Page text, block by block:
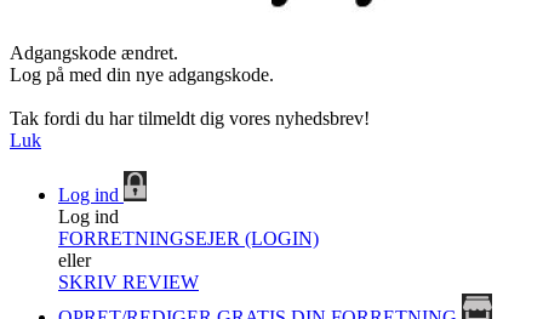
Adgangskode ændret.
Log på med din nye adgangskode.
Tak fordi du har tilmeldt dig vores nyhedsbrev!
Luk
Log ind
Log ind
FORRETNINGSEJER (LOGIN)
eller
SKRIV REVIEW